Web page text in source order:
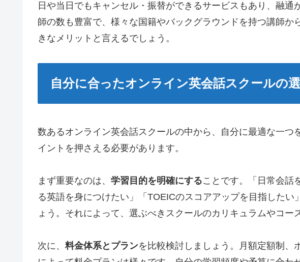
日や当日でもキャンセル・振替ができるサービスもあり、融通
師の数も豊富で、様々な国籍やバックグラウンドを持つ講師か
きなメリットと言えるでしょう。
自分に合ったオンライン英会話スクールの
数あるオンライン英会話スクールの中から、自分に最適な一つ
イントを押さえる必要があります。
まず重要なのは、 学習目的を明確にすることです。「日常会話
る英語を身につけたい」「TOEICのスコアアップを目指したい
ょう。それによって、選ぶべきスクールのカリキュラムやコー
次に、 料金体系とプランを比較検討しましょう。月額定額制、